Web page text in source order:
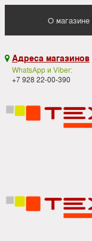
О магазине
 Адреса магазинов
WhatsApp и Viber:
+7 928 22-00-390